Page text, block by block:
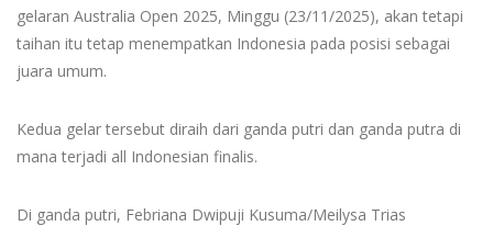
gelaran Australia Open 2025, Minggu (23/11/2025), akan tetapi
taihan itu tetap menempatkan Indonesia pada posisi sebagai
juara umum.
Kedua gelar tersebut diraih dari ganda putri dan ganda putra di
mana terjadi all Indonesian finalis.
Di ganda putri, Febriana Dwipuji Kusuma/Meilysa Trias